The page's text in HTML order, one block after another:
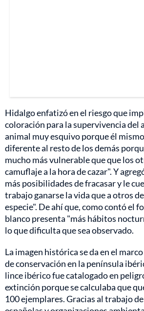
Hidalgo enfatizó en el riesgo que
coloración para la supervivencia del
animal muy esquivo porque él mismo
diferente al resto de los demás
mucho más vulnerable que que los
camuflaje a la hora de cazar". Y
más posibilidades de fracasar y le
trabajo ganarse la vida que a otros
especie". De ahí que, como contó el
blanco presenta "más hábitos
lo que dificulta que sea observado.
La imagen histórica se da en el
de conservación en la península
lince ibérico fue catalogado en
extinción porque se calculaba que
100 ejemplares. Gracias al trabajo